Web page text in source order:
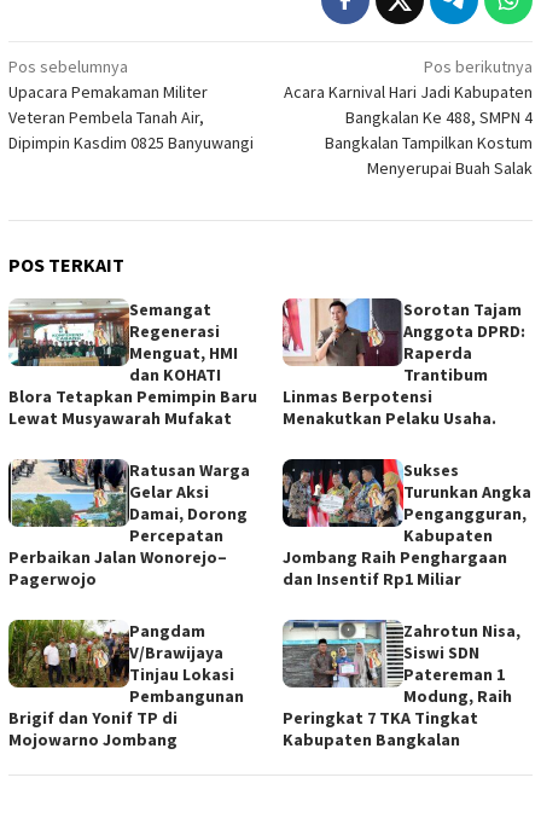
Navigasi
pos
Pos sebelumnya
Upacara Pemakaman Militer
Veteran Pembela Tanah Air,
Dipimpin Kasdim 0825 Banyuwangi
Pos berikutnya
Acara Karnival Hari Jadi Kabupaten
Bangkalan Ke 488, SMPN 4
Bangkalan Tampilkan Kostum
Menyerupai Buah Salak
POS TERKAIT
Semangat
Regenerasi
Menguat, HMI
dan KOHATI
Blora Tetapkan Pemimpin Baru
Lewat Musyawarah Mufakat
Sorotan Tajam
Anggota DPRD:
Raperda
Trantibum
Linmas Berpotensi
Menakutkan Pelaku Usaha.
Ratusan Warga
Gelar Aksi
Damai, Dorong
Percepatan
Perbaikan Jalan Wonorejo–
Pagerwojo
Sukses
Turunkan Angka
Pengangguran,
Kabupaten
Jombang Raih Penghargaan
dan Insentif Rp1 Miliar
Pangdam
V/Brawijaya
Tinjau Lokasi
Pembangunan
Brigif dan Yonif TP di
Mojowarno Jombang
Zahrotun Nisa,
Siswi SDN
Patereman 1
Modung, Raih
Peringkat 7 TKA Tingkat
Kabupaten Bangkalan